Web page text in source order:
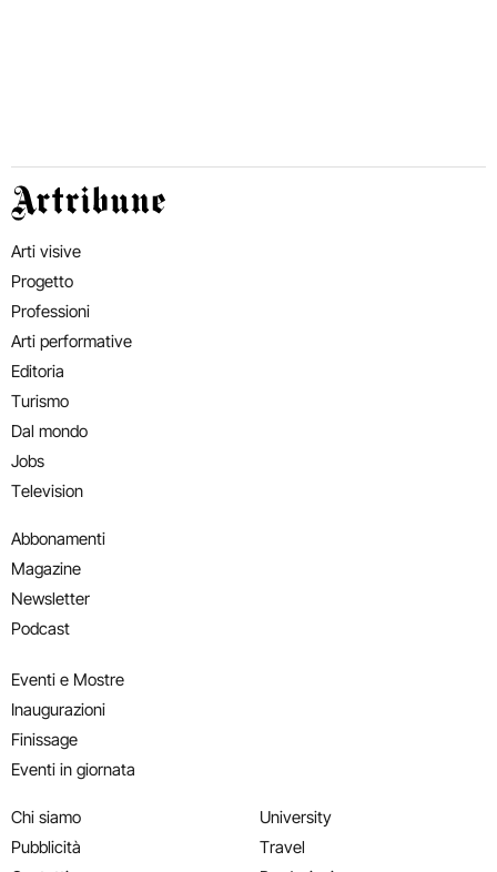
Artribune
Arti visive
Progetto
Professioni
Arti performative
Editoria
Turismo
Dal mondo
Jobs
Television
Abbonamenti
Magazine
Newsletter
Podcast
Eventi e Mostre
Inaugurazioni
Finissage
Eventi in giornata
Chi siamo
Pubblicità
University
Travel